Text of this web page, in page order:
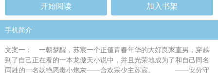
开始阅读 加入书架
手机简介
文案一： 一朝梦醒，苏宸一个正值青春年华的大好良家直男，穿越
到了自己正在看的一本龙傲天小说中，并且光荣地成为了和自己同名
同姓的一名妖艳恶毒小炮灰——合欢宗少主苏宸。 ——安分守